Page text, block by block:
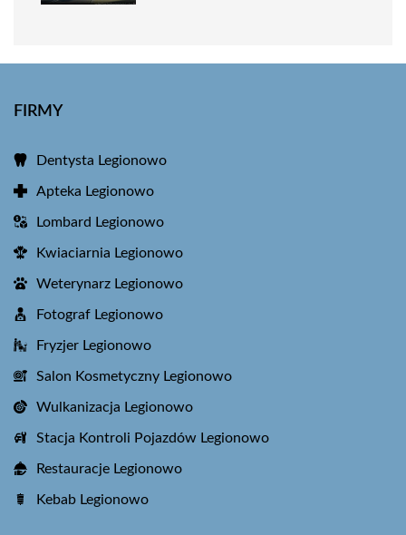
FIRMY
Dentysta Legionowo
Apteka Legionowo
Lombard Legionowo
Kwiaciarnia Legionowo
Weterynarz Legionowo
Fotograf Legionowo
Fryzjer Legionowo
Salon Kosmetyczny Legionowo
Wulkanizacja Legionowo
Stacja Kontroli Pojazdów Legionowo
Restauracje Legionowo
Kebab Legionowo